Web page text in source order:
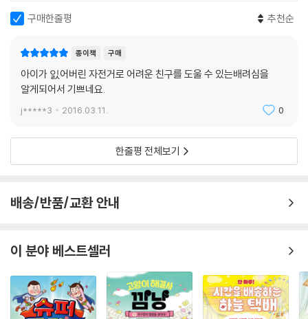
구매한줄평 추천순
종이책 구매
아이가 잀어버린 자전거로 어려운 친구를 도울 수 있는배려심을
알게되어서 기쁘네요.
j*****3 2016.03.11. 0
한줄평 전체보기
배송/반품/교환 안내
이 분야 베스트셀러